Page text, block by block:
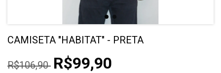
CAMISETA "HABITAT" - PRETA
R$106,90 R$99,90